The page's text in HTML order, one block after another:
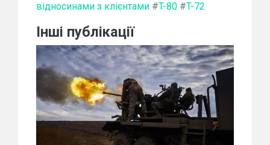
відносинами з клієнтами #T-80 #T-72
Інші публікації